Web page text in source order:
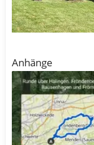
Anhänge